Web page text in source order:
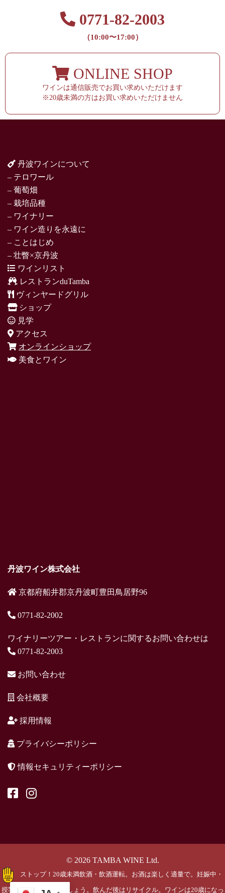
0771-82-2003
（10:00〜17:00）
ONLINE SHOP
ワインは通信販売でお買い求めいただけます
※20歳未満の方はお買い求めいただけません
丹波ワインについて
– テロワール
– 葡萄畑
– 栽培品種
– ワイナリー
– ワイン造りを永遠に
– ことはじめ
– 壮瞥×京丹波
ワインリスト
レストランduTamba
ヴィンヤードグリル
ショップ
見学
アクセス
オンラインショップ
美食とワイン
丹波ワイン株式会社
京都府船井郡京丹波町豊田鳥居野96
0771-82-2002
ワイナリーツアー・レストランに関するお問い合わせは
0771-82-2003
お問い合わせ
会社概要
採用情報
プライバシーポリシー
情報セキュリティーポリシー
© 2026 TAMBA WINE Ltd.
ストップ！20歳未満飲酒・飲酒運転。お酒は楽しく適量で。妊娠中・
授乳期の飲酒はやめましょう。飲んだ後はリサイクル。ワインは20歳になっ